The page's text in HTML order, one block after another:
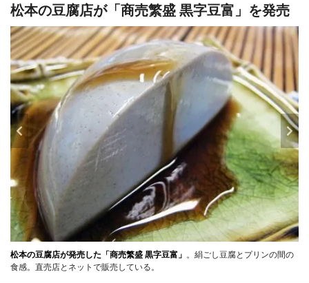
松本の豆腐店が「商売繁盛 黒字豆富」を発売
松本の豆腐店が発売した「商売繁盛 黒字豆富」 。絹ごし豆腐とプリンの間の
食感。直売店とネットで販売している。